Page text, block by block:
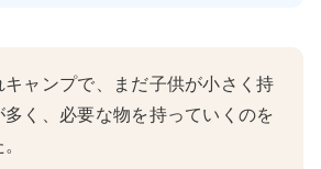
キャンプで、まだ子供が小さく持
多く、必要な物を持っていくのを